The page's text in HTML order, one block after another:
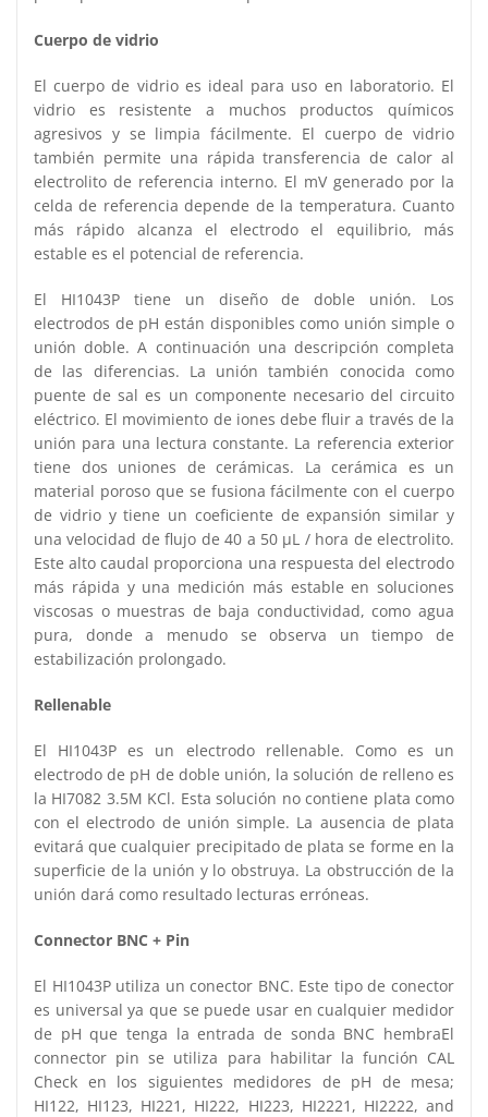
Cuerpo de vidrio
El cuerpo de vidrio es ideal para uso en laboratorio. El
vidrio es resistente a muchos productos químicos
agresivos y se limpia fácilmente. El cuerpo de vidrio
también permite una rápida transferencia de calor al
electrolito de referencia interno. El mV generado por la
celda de referencia depende de la temperatura. Cuanto
más rápido alcanza el electrodo el equilibrio, más
estable es el potencial de referencia.
El HI1043P tiene un diseño de doble unión. Los
electrodos de pH están disponibles como unión simple o
unión doble. A continuación una descripción completa
de las diferencias. La unión también conocida como
puente de sal es un componente necesario del circuito
eléctrico. El movimiento de iones debe fluir a través de la
unión para una lectura constante. La referencia exterior
tiene dos uniones de cerámicas. La cerámica es un
material poroso que se fusiona fácilmente con el cuerpo
de vidrio y tiene un coeficiente de expansión similar y
una velocidad de flujo de 40 a 50 µL / hora de electrolito.
Este alto caudal proporciona una respuesta del electrodo
más rápida y una medición más estable en soluciones
viscosas o muestras de baja conductividad, como agua
pura, donde a menudo se observa un tiempo de
estabilización prolongado.
Rellenable
El HI1043P es un electrodo rellenable. Como es un
electrodo de pH de doble unión, la solución de relleno es
la HI7082 3.5M KCl. Esta solución no contiene plata como
con el electrodo de unión simple. La ausencia de plata
evitará que cualquier precipitado de plata se forme en la
superficie de la unión y lo obstruya. La obstrucción de la
unión dará como resultado lecturas erróneas.
Connector BNC + Pin
El HI1043P utiliza un conector BNC. Este tipo de conector
es universal ya que se puede usar en cualquier medidor
de pH que tenga la entrada de sonda BNC hembraEl
connector pin se utiliza para habilitar la función CAL
Check en los siguientes medidores de pH de mesa;
HI122, HI123, HI221, HI222, HI223, HI2221, HI2222, and